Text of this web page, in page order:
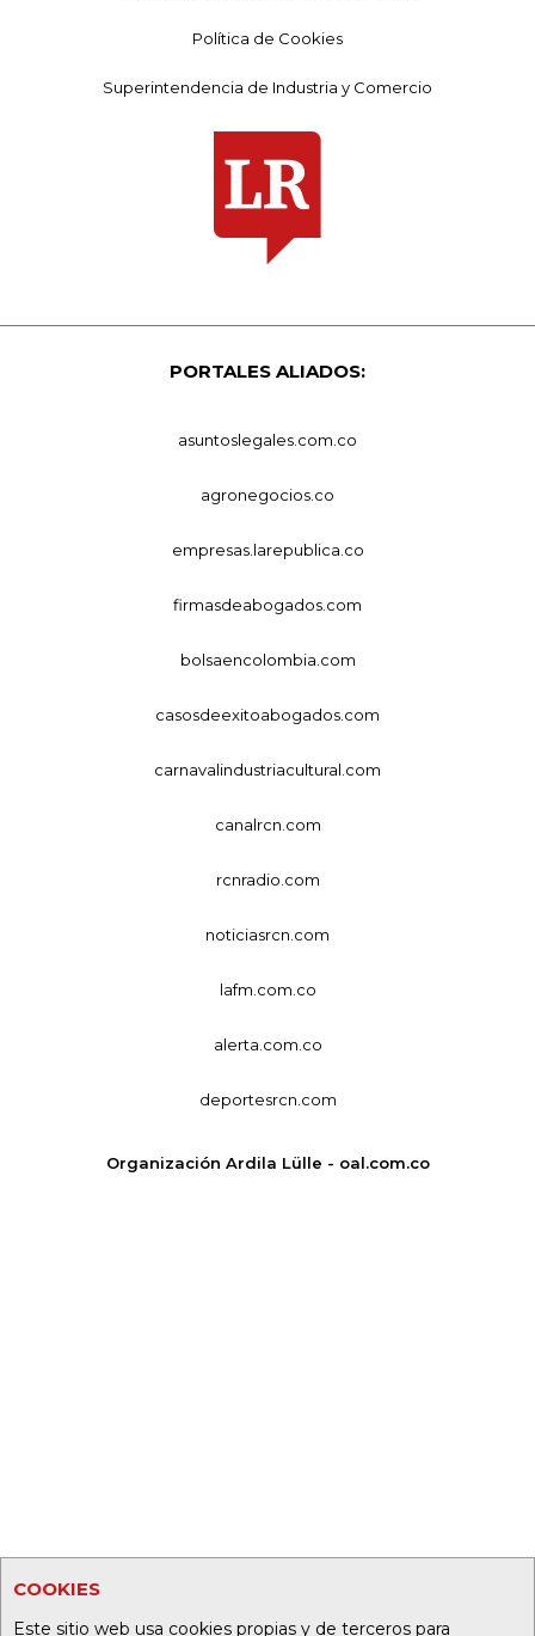
COOKIES
Este sitio web usa cookies propias y de terceros para
Política de Cookies
Superintendencia de Industria y Comercio
PORTALES ALIADOS:
asuntoslegales.com.co
agronegocios.co
empresas.larepublica.co
firmasdeabogados.com
bolsaencolombia.com
casosdeexitoabogados.com
carnavalindustriacultural.com
canalrcn.com
rcnradio.com
noticiasrcn.com
lafm.com.co
alerta.com.co
deportesrcn.com
Organización Ardila Lülle - oal.com.co